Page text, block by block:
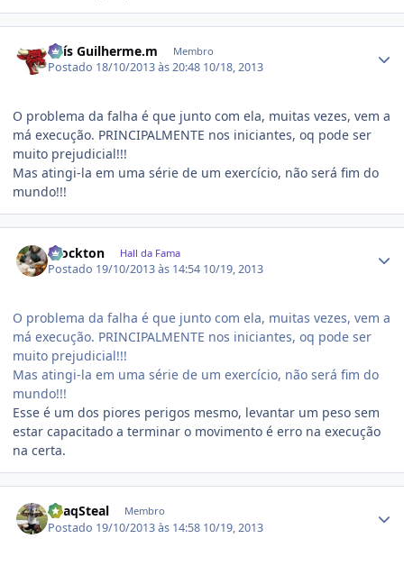
Luís Guilherme.m Membro
Postado 18/10/2013 às 20:48 10/18, 2013
O problema da falha é que junto com ela, muitas vezes, vem a
má execução. PRINCIPALMENTE nos iniciantes, oq pode ser
muito prejudicial!!!
Mas atingi-la em uma série de um exercício, não será fim do
mundo!!!
Stockton Hall da Fama
Postado 19/10/2013 às 14:54 10/19, 2013
O problema da falha é que junto com ela, muitas vezes, vem a
má execução. PRINCIPALMENTE nos iniciantes, oq pode ser
muito prejudicial!!!
Mas atingi-la em uma série de um exercício, não será fim do
mundo!!!
Esse é um dos piores perigos mesmo, levantar um peso sem
estar capacitado a terminar o movimento é erro na execução
na certa.
ShaqSteal Membro
Postado 19/10/2013 às 14:58 10/19, 2013